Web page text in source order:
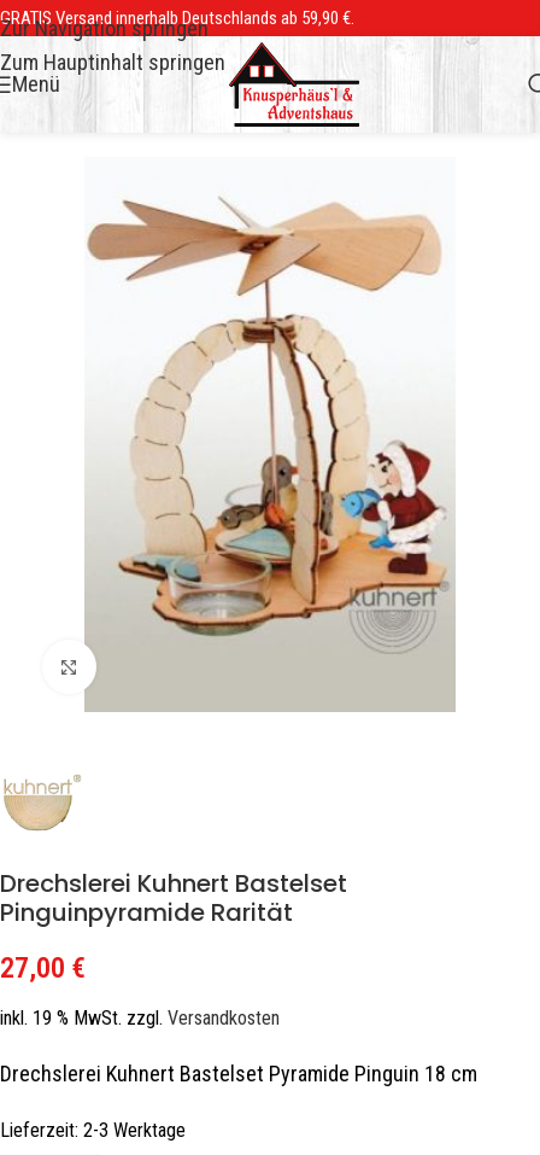
Zur Navigation springen
Zum Hauptinhalt springen
GRATIS Versand innerhalb Deutschlands ab 59,90 €.
Menü
Zum Vergrößern klicken
Drechslerei Kuhnert Bastelset
Pinguinpyramide Rarität
27,00 €
inkl. 19 % MwSt. zzgl. Versandkosten
Drechslerei Kuhnert Bastelset Pyramide Pinguin 18 cm
Lieferzeit: 2-3 Werktage